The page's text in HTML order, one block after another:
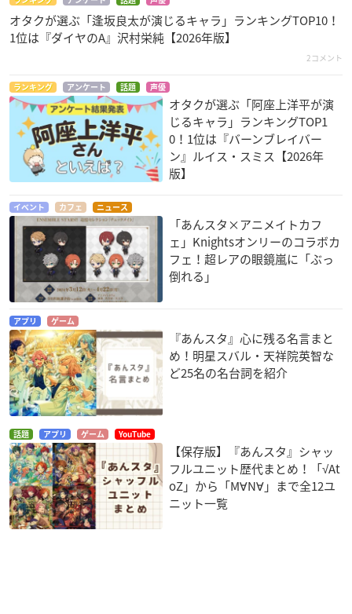
オタクが選ぶ「逢坂良太が演じるキャラ」ランキングTOP10！
1位は『ダイヤのA』沢村栄純【2026年版】
2コメント
ランキング アンケート 話題 声優
オタクが選ぶ「阿座上洋平が演
じるキャラ」ランキングTOP1
0！1位は『バーンブレイバー
ン』ルイス・スミス【2026年
版】
イベント カフェ ニュース
「あんスタ×アニメイトカフ
ェ」Knightsオンリーのコラボカ
フェ！超レアの眼鏡嵐に「ぶっ
倒れる」
アプリ ゲーム
『あんスタ』心に残る名言まと
め！明星スバル・天祥院英智な
ど25名の名台詞を紹介
話題 アプリ ゲーム YouTube
【保存版】『あんスタ』シャッ
フルユニット歴代まとめ！「√At
oZ」から「M∀N∀」まで全12ユ
ニット一覧